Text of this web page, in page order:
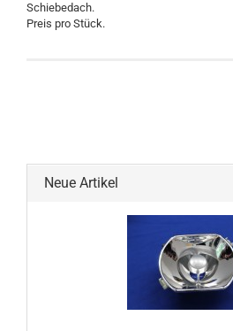
Schiebedach.
Preis pro Stück.
Neue Artikel